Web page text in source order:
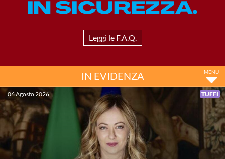
Scuole Nuoto
Propaganda
Centri Federali
Leggi le F.A.Q.
IN EVIDENZA
06 Agosto 2026 TUFFI